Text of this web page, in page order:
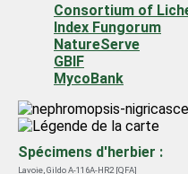
Consortium of
Index Fungorum
NatureServe
GBIF
MycoBank
Spécimens d'herbier :
Lavoie, Gildo A-116A-HR2 [QFA]